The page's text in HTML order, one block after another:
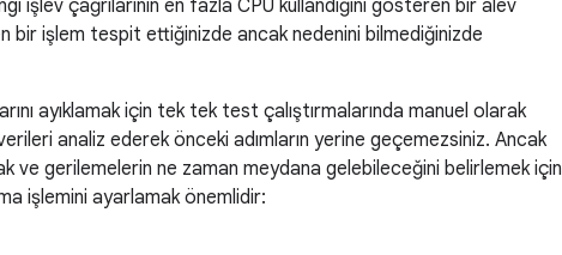
işlev çağrılarının en fazla CPU kullandığını gösteren bir alev
işlem tespit ettiğinizde ancak nedenini bilmediğinizde
ayıklamak için tek tek test çalıştırmalarında manuel olarak
analiz ederek önceki adımların yerine geçemezsiniz. Ancak
ve gerilemelerin ne zaman meydana gelebileceğini belirlemek için
işlemini ayarlamak önemlidir: